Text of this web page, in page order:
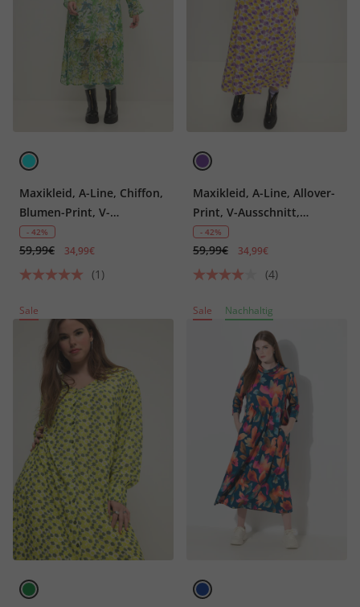
Maxikleid, A-Line, Chiffon,
Blumen-Print, V-
Ausschnitt, Langarm
- 42%
59,99€ 34,99€
(1)
Maxikleid, A-Line, Allover-
Print, V-Ausschnitt,
Knopfleiste
- 42%
59,99€ 34,99€
(4)
Sale Sale Nachhaltig